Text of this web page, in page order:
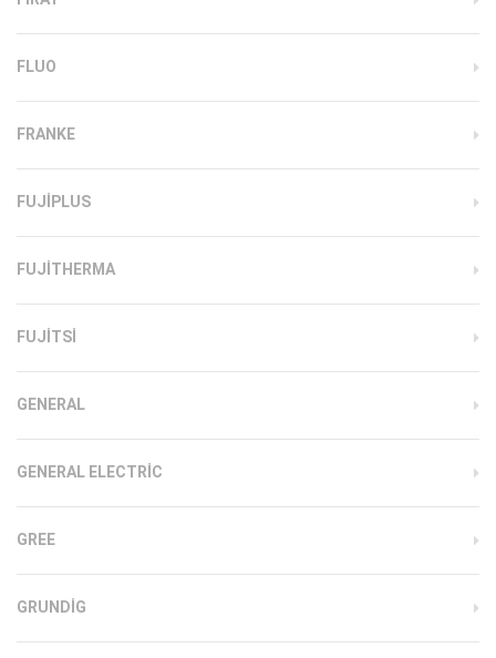
FLUO
FRANKE
FUJIPLUS
FUJITHERMA
FUJITSI
GENERAL
GENERAL ELECTRIC
GREE
GRUNDIG